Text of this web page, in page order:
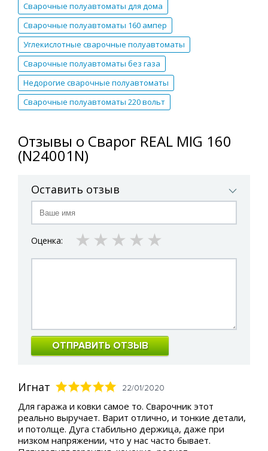
Сварочные полуавтоматы для дома
Сварочные полуавтоматы 160 ампер
Углекислотные сварочные полуавтоматы
Сварочные полуавтоматы без газа
Недорогие сварочные полуавтоматы
Сварочные полуавтоматы 220 вольт
Отзывы о Сварог REAL MIG 160
(N24001N)
Оставить отзыв
Оценка: 4 stars
3 stars
2 stars
1 star
ОТПРАВИТЬ ОТЗЫВ
Игнат 22/01/2020
Для гаража и ковки самое то. Сварочник этот
реально выручает. Варит отлично, и тонкие детали,
и потолще. Дуга стабильно держица, даже при
низком напряжении, что у нас часто бывает.